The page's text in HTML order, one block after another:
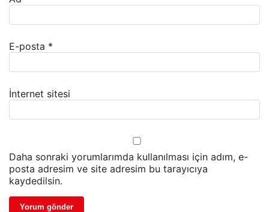
E-posta *
İnternet sitesi
Daha sonraki yorumlarımda kullanılması için adım, e-
posta adresim ve site adresim bu tarayıcıya
kaydedilsin.